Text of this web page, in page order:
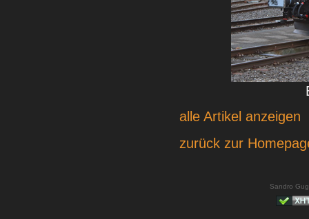
alle Artikel anzeigen
zurück zur
Sandro